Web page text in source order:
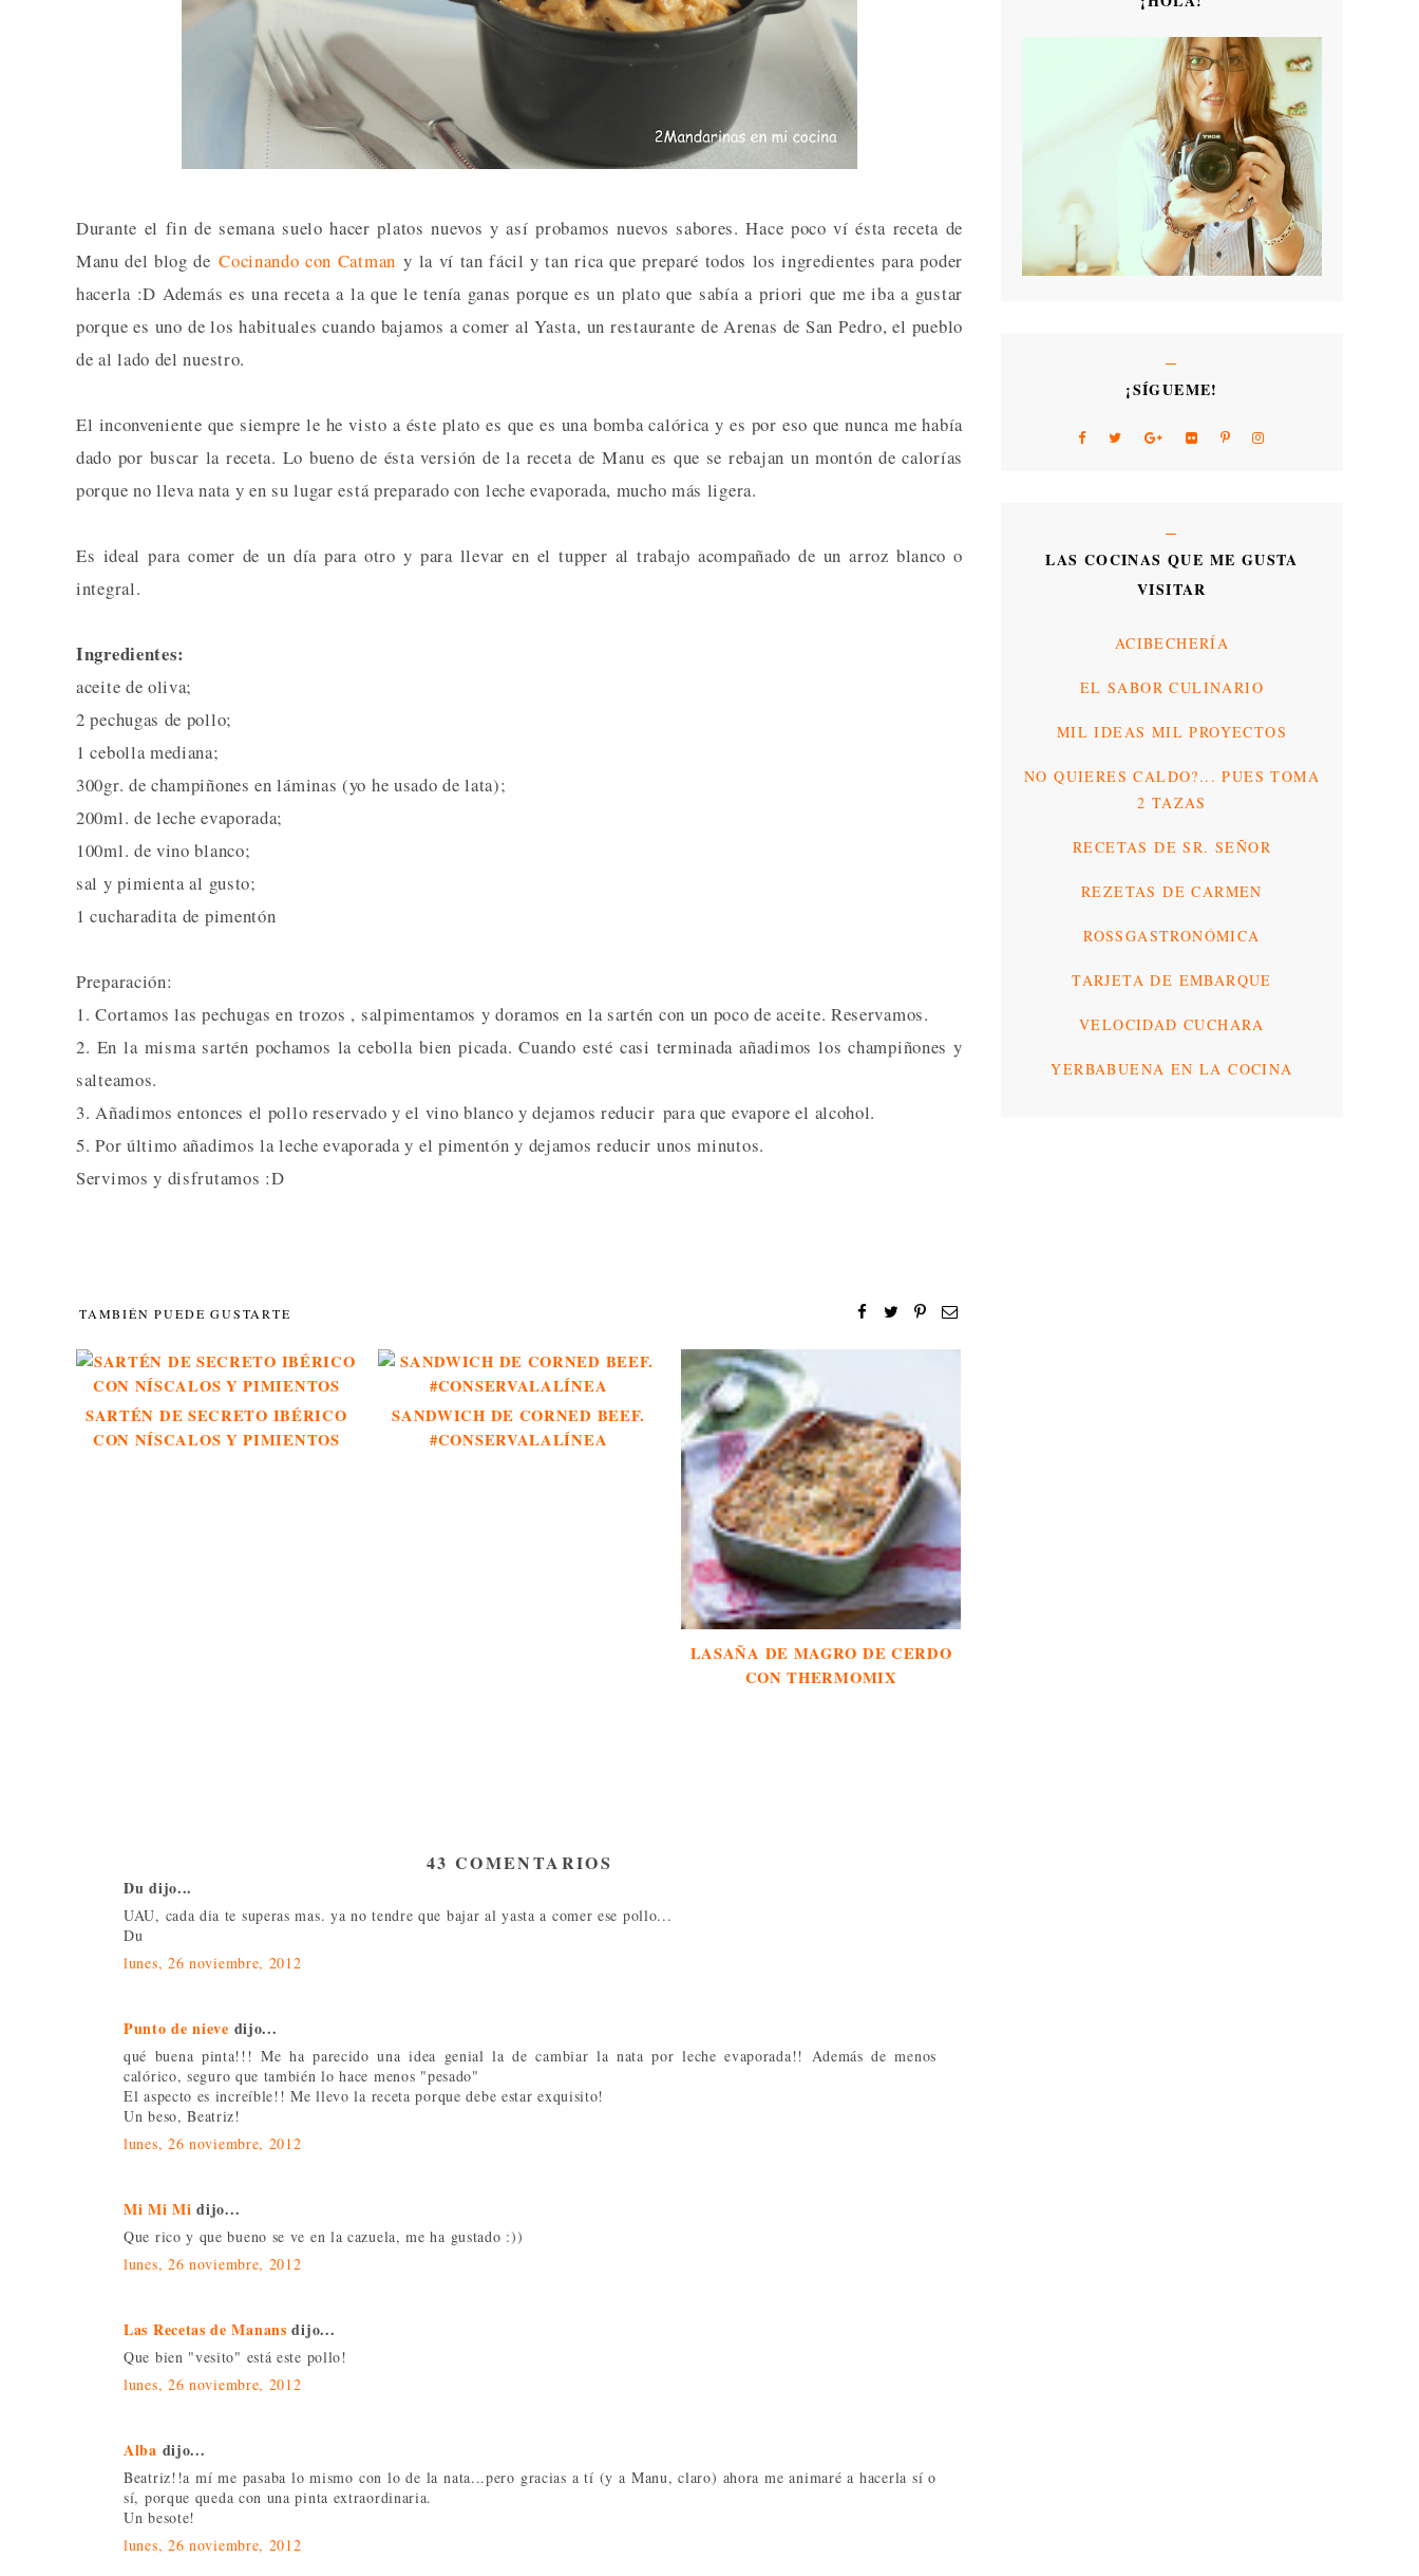
Durante el fin de semana suelo hacer platos nuevos y así probamos nuevos sabores. Hace poco ví ésta receta de
Manu del blog deCocinando con Catman y la ví tan fácil y tan rica que preparé todos los ingredientes para poder
hacerla :D Además es una receta a la que le tenía ganas porque es un plato que sabía a priori que me iba a gustar
porque es uno de los habituales cuando bajamos a comer al Yasta, un restaurante de Arenas de San Pedro, el pueblo
de al lado del nuestro.
El inconveniente que siempre le he visto a éste plato es que es una bomba calórica y es por eso que nunca me había
dado por buscar la receta. Lo bueno de ésta versión de la receta de Manu es que se rebajan un montón de calorías
porque no lleva nata y en su lugar está preparado con leche evaporada, mucho más ligera.
Es ideal para comer de un día para otro y para llevar en el tupper al trabajo acompañado de un arroz blanco o
integral.
Ingredientes:
aceite de oliva;
2 pechugas de pollo;
1 cebolla mediana;
300gr. de champiñones en láminas (yo he usado de lata);
200ml. de leche evaporada;
100ml. de vino blanco;
sal y pimienta al gusto;
1 cucharadita de pimentón
Preparación:
1. Cortamos las pechugas en trozos , salpimentamos y doramos en la sartén con un poco de aceite. Reservamos.
2. En la misma sartén pochamos la cebolla bien picada. Cuando esté casi terminada añadimos los champiñones y
salteamos.
3. Añadimos entonces el pollo reservado y el vino blanco y dejamos reducir para que evapore el alcohol.
5. Por último añadimos la leche evaporada y el pimentón y dejamos reducir unos minutos.
Servimos y disfrutamos :D
TAMBIÉN PUEDE GUSTARTE
SARTÉN DE SECRETO IBÉRICO
CON NÍSCALOS Y PIMIENTOS
SANDWICH DE CORNED BEEF.
#CONSERVALALÍNEA
LASAÑA DE MAGRO DE CERDO
CON THERMOMIX
43 COMENTARIOS
Du dijo...
UAU, cada dia te superas mas. ya no tendre que bajar al yasta a comer ese pollo...
Du
lunes, 26 noviembre, 2012
Punto de nieve dijo...
qué buena pinta!!! Me ha parecido una idea genial la de cambiar la nata por leche evaporada!! Además de menos
calórico, seguro que también lo hace menos "pesado"
El aspecto es increíble!! Me llevo la receta porque debe estar exquisito!
Un beso, Beatriz!
lunes, 26 noviembre, 2012
Mi Mi Mi dijo...
Que rico y que bueno se ve en la cazuela, me ha gustado :))
lunes, 26 noviembre, 2012
Las Recetas de Manans dijo...
Que bien "vesito" está este pollo!
lunes, 26 noviembre, 2012
Alba dijo...
Beatriz!!a mí me pasaba lo mismo con lo de la nata...pero gracias a tí (y a Manu, claro) ahora me animaré a hacerla sí o
sí, porque queda con una pinta extraordinaria.
Un besote!
lunes, 26 noviembre, 2012
¡SÍGUEME!
LAS COCINAS QUE ME GUSTA
VISITAR
ACIBECHERÍA
EL SABOR CULINARIO
MIL IDEAS MIL PROYECTOS
NO QUIERES CALDO?... PUES TOMA
2 TAZAS
RECETAS DE SR. SEÑOR
REZETAS DE CARMEN
ROSSGASTRONÓMICA
TARJETA DE EMBARQUE
VELOCIDAD CUCHARA
YERBABUENA EN LA COCINA